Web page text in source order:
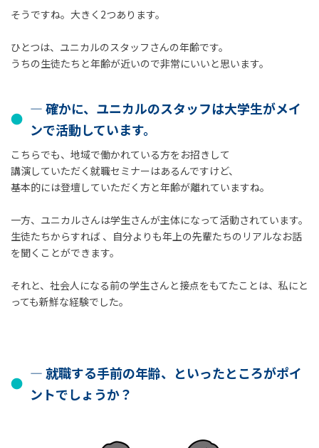
そうですね。大きく2つあります。
ひとつは、ユニカルのスタッフさんの年齢です。
うちの生徒たちと年齢が近いので非常にいいと思います。
― 確かに、ユニカルのスタッフは大学生がメイ
ンで活動しています。
こちらでも、地域で働かれている方をお招きして
講演していただく就職セミナーはあるんですけど、
基本的には登壇していただく方と年齢が離れていますね。
一方、ユニカルさんは学生さんが主体になって活動されています。
生徒たちからすれば 、自分よりも年上の先輩たちのリアルなお話
を聞くことができます。
それと、社会人になる前の学生さんと接点をもてたことは、私にと
っても新鮮な経験でした。
― 就職する手前の年齢、といったところがポイ
ントでしょうか？